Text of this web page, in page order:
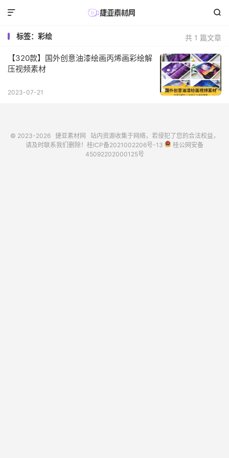


共 1 篇文章
标签：彩绘
【320款】国外创意油漆绘画丙烯画彩绘解
压视频素材
2023-07-21
© 2023-2026 捷亚素材网 站内资源收集于网络，若侵犯了您的合法权益，
请及时联系我们删除！ 桂ICP备2021002206号-13
桂公网安备
45092202000125号